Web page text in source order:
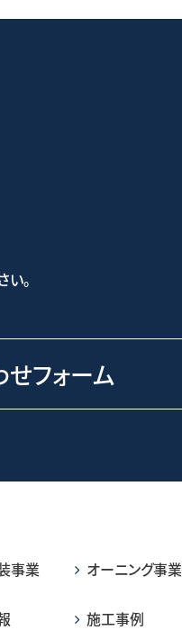
。
フォーム
事業 オーニング事業
施工事例